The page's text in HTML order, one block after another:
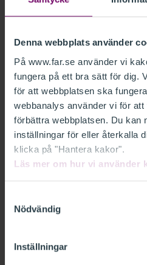
Denna webbplats använder
På www.far.se använder vi
fungera på ett bra sätt för dig.
för att webbplatsen ska
webbanalys använder vi för
förbättra webbplatsen. Du kan
inställningar för eller återkalla
klicka på "Hantera kakor".
Läs mer om hur vi använder
Nödvändig
Inställningar
Jag tror också det blir allt
ha goda kommunikations-
om man inte är chef så
kunna kommunicera och
som mottagaren förstår,
de befinner sig.
Certifierad
företagets affärsutveckling? Vår
strategiska, analytiska och